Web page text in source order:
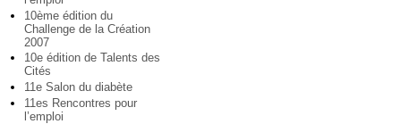
10ème édition du
Challenge de la Création
2007
10e édition de Talents des
Cités
11e Salon du diabète
11es Rencontres pour
l’emploi